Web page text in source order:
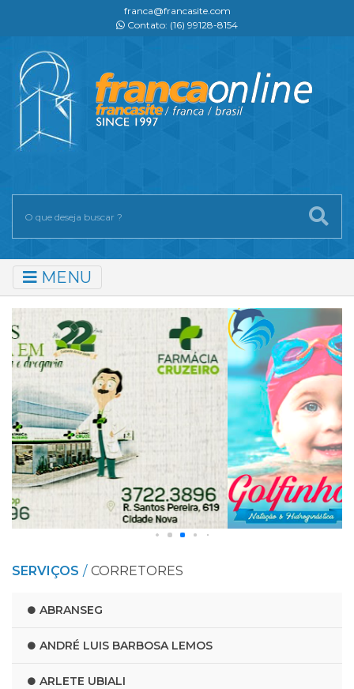
franca@francasite.com
Contato: (16) 99128-8154
MENU
SERVIÇOS CORRETORES
ABRANSEG
ANDRÉ LUIS BARBOSA LEMOS
ARLETE UBIALI